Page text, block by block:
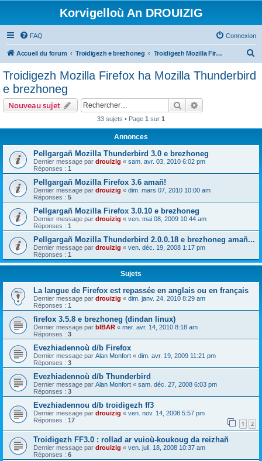
Korvigelloù An DROUIZIG
FAQ Connexion
Accueil du forum Troidigezh e brezhoneg Troidigezh Mozilla Firefox ha Mozilla Thunderbird e brezhoneg
Troidigezh Mozilla Firefox ha Mozilla Thunderbird
e brezhoneg
Nouveau sujet Rechercher
33 sujets • Page 1 sur 1
Annonces
Pellgargañ Mozilla Thunderbird 3.0 e brezhoneg
Dernier message par drouizig « sam. avr. 03, 2010 6:02 pm
Réponses : 1
Pellgargañ Mozilla Firefox 3.6 amañ!
Dernier message par drouizig « dim. mars 07, 2010 10:00 am
Réponses : 5
Pellgargañ Mozilla Firefox 3.0.10 e brezhoneg
Dernier message par drouizig « ven. mai 08, 2009 10:44 am
Réponses : 1
Pellgargañ Mozilla Thunderbird 2.0.0.18 e brezhoneg amañ...
Dernier message par drouizig « ven. déc. 19, 2008 1:17 pm
Réponses : 1
Sujets
La langue de Firefox est repassée en anglais ou en français
Dernier message par drouizig « dim. janv. 24, 2010 8:29 am
Réponses : 1
firefox 3.5.8 e brezhoneg (dindan linux)
Dernier message par bIBAR « mer. avr. 14, 2010 8:18 am
Réponses : 3
Evezhiadennoù d/b Firefox
Dernier message par Alan Monfort « dim. avr. 19, 2009 11:21 pm
Réponses : 3
Evezhiadennoù d/b Thunderbird
Dernier message par Alan Monfort « sam. déc. 27, 2008 6:03 pm
Réponses : 3
Evezhiadennou d/b troidigezh ff3
Dernier message par drouizig « ven. nov. 14, 2008 5:57 pm
Réponses : 17 1 2
Troidigezh FF3.0 : rollad ar vuioù-koukoug da reizhañ
Dernier message par drouizig « ven. juil. 18, 2008 10:37 am
Réponses : 6